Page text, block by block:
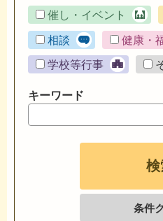
催し・イベント
相談 健康・
学校等行事
キーワード
条件